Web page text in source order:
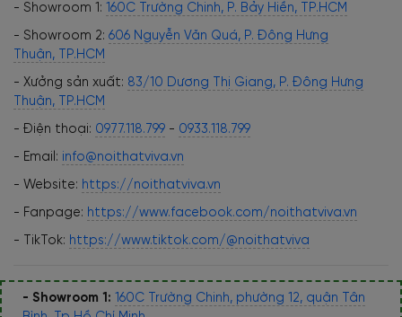
- Showroom 1: 160C Trường Chinh, P. Bảy Hiền, TP.HCM
- Showroom 2: 606 Nguyễn Văn Quá, P. Đông Hưng
Thuận, TP.HCM
- Xưởng sản xuất: 83/10 Dương Thị Giang, P. Đông Hưng
Thuận, TP.HCM
- Điện thoại: 0977.118.799 - 0933.118.799
- Email: info@noithatviva.vn
- Website: https://noithatviva.vn
- Fanpage: https://www.facebook.com/noithatviva.vn
- TikTok: https://www.tiktok.com/@noithatviva
- Showroom 1: 160C Trường Chinh, phường 12, quận Tân